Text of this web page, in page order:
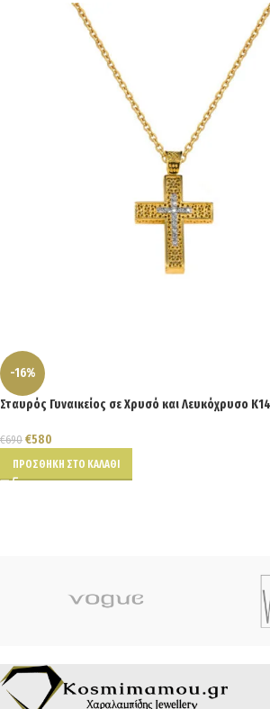
-16%
Σταυρός Γυναικείος σε Χρυσό και Λευκόχρυσο Κ14
€690 €580
ΠΡΟΣΘΉΚΗ ΣΤΟ ΚΑΛΆΘΙ